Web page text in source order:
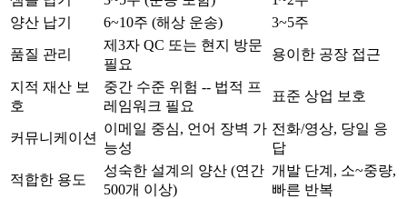
양산 납기
6~10주 (해상 운송) 3~5주
품질 관리
제3자 QC 또는 현지 방문
필요
용이한 공장 접근
지적 재산 보
호
중간 수준 위험 -- 법적 프
레임워크 필요
표준 상업 보호
커뮤니케이션
이메일 중심, 언어 장벽 가
능성
전화/영상, 당일 응
답
적합한 용도
성숙한 설계의 양산 (연간
500개 이상)
개발 단계, 소~중량,
빠른 반복